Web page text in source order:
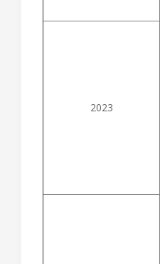
2023